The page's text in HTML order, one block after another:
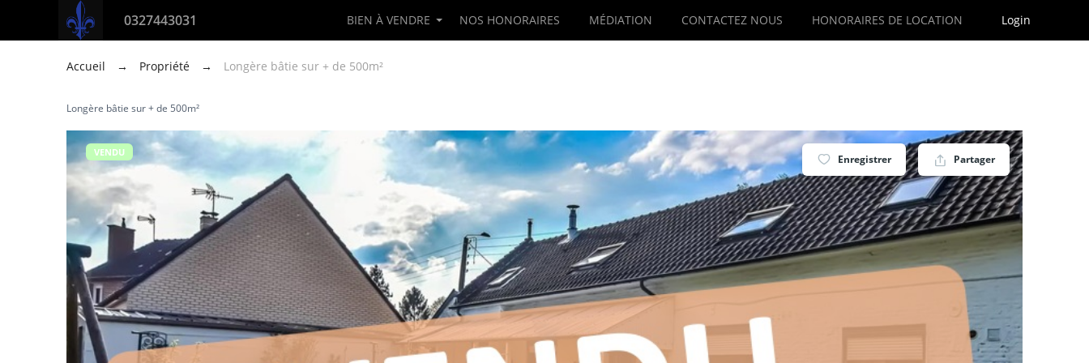
0327443031 BIEN À VENDRE NOS HONORAIRES MÉDIATION CONTACTEZ NOUS HONORAIRES DE LOCATION Login
Accueil → Propriété → Longère bâtie sur + de 500m²
Longère bâtie sur + de 500m²
VENDU
Enregistrer Partager